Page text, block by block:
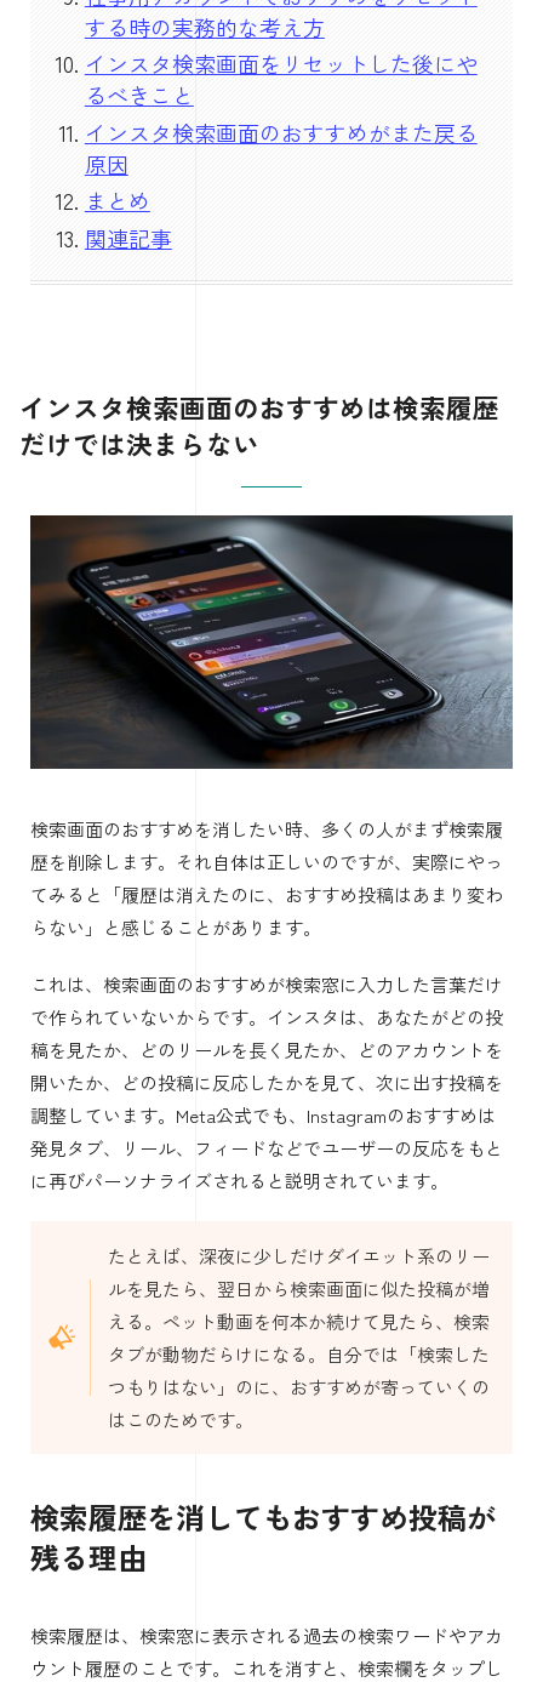
する時の実務的な考え方
インスタ検索画面をリセットした後にや
るべきこと
インスタ検索画面のおすすめがまた戻る
原因
まとめ
関連記事
インスタ検索画面のおすすめは検索履歴
だけでは決まらない
検索画面のおすすめを消したい時、多くの人がまず検索履
歴を削除します。それ自体は正しいのですが、実際にやっ
てみると「履歴は消えたのに、おすすめ投稿はあまり変わ
らない」と感じることがあります。
これは、検索画面のおすすめが検索窓に入力した言葉だけ
で作られていないからです。インスタは、あなたがどの投
稿を見たか、どのリールを長く見たか、どのアカウントを
開いたか、どの投稿に反応したかを見て、次に出す投稿を
調整しています。Meta公式でも、Instagramのおすすめは
発見タブ、リール、フィードなどでユーザーの反応をもと
に再びパーソナライズされると説明されています。
たとえば、深夜に少しだけダイエット系のリー
ルを見たら、翌日から検索画面に似た投稿が増
える。ペット動画を何本か続けて見たら、検索
タブが動物だらけになる。自分では「検索した
つもりはない」のに、おすすめが寄っていくの
はこのためです。
検索履歴を消してもおすすめ投稿が
残る理由
検索履歴は、検索窓に表示される過去の検索ワードやアカ
ウント履歴のことです。これを消すと、検索欄をタップし